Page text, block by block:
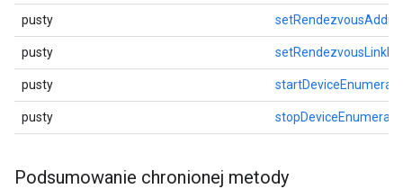
pusty
pusty
pusty
pusty
Podsumowanie chronionej metody